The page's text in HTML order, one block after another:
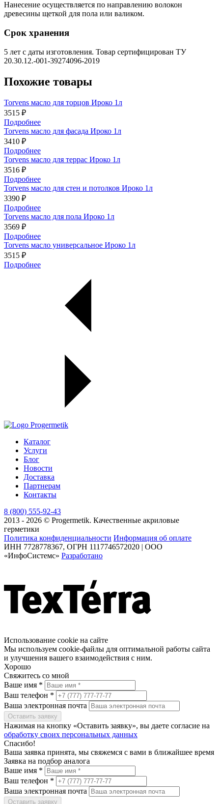
Нанесение осуществляется по направлению волокон
древесины щеткой для пола или валиком.
Срок хранения
5 лет с даты изготовления. Товар сертифицирован ТУ
20.30.12.-001-39274096-2019
Похожие товары
Torvens масло для торцов Ироко 1л
3515 ₽
Подробнее
Torvens масло для фасада Ироко 1л
3410 ₽
Подробнее
Torvens масло для террас Ироко 1л
3516 ₽
Подробнее
Torvens масло для стен и потолков Ироко 1л
3390 ₽
Подробнее
Torvens масло для пола Ироко 1л
3569 ₽
Подробнее
Torvens масло универсальное Ироко 1л
3515 ₽
Подробнее
Каталог
Услуги
Блог
Новости
Доставка
Партнерам
Контакты
8 (800) 555-92-43
2013 - 2026 © Progermetik. Качественные акриловые
герметики
Политика конфиденциальности Информация об оплате
ИНН 7728778367, ОГРН 1117746572020 | ООО
«ИнфоСистемс» Разработано
Использование cookie на сайте
Мы используем cookie-файлы для оптимальной работы сайта
и улучшения вашего взаимодействия с ним.
Хорошо
Свяжитесь со мной
Ваше имя *
Ваш телефон *
Ваша электронная почта
Оставить заявку
Нажимая на кнопку «Оставить заявку», вы даете согласие на
обработку своих персональных данных
Спасибо!
Ваша заявка принята, мы свяжемся с вами в ближайшее время
Заявка на подбор аналога
Ваше имя *
Ваш телефон *
Ваша электронная почта
Оставить заявку